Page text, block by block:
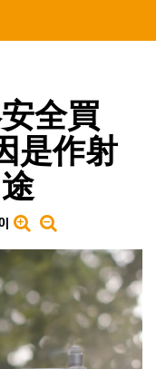
全買
是作射
|